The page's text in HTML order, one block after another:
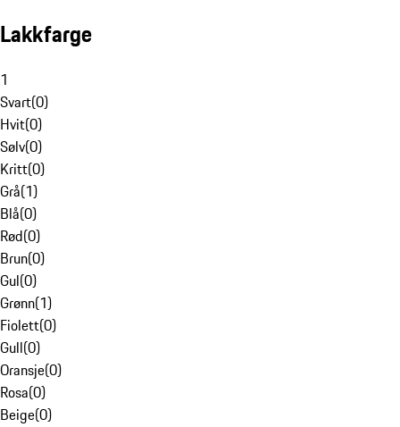
Lakkfarge
1
Svart(0)
Hvit(0)
Sølv(0)
Kritt(0)
Grå(1)
Blå(0)
Rød(0)
Brun(0)
Gul(0)
Grønn(1)
Fiolett(0)
Gull(0)
Oransje(0)
Rosa(0)
Beige(0)